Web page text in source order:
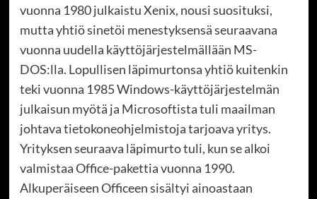
vuonna 1980 julkaistu Xenix, nousi suosituksi,
mutta yhtiö sinetöi menestyksensä seuraavana
vuonna uudella käyttöjärjestelmällään MS-
DOS:lla. Lopullisen läpimurtonsa yhtiö kuitenkin
teki vuonna 1985 Windows-käyttöjärjestelmän
julkaisun myötä ja Microsoftista tuli maailman
johtava tietokoneohjelmistoja tarjoava yritys.
Yrityksen seuraava läpimurto tuli, kun se alkoi
valmistaa Office-pakettia vuonna 1990.
Alkuperäiseen Officeen sisältyi ainoastaan